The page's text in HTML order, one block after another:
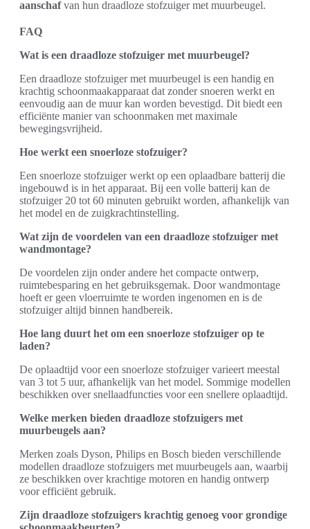
aanschafvan hun draadloze stofzuiger met muurbeugel.
FAQ
Wat is een draadloze stofzuiger met muurbeugel?
Een draadloze stofzuiger met muurbeugel is een handig en
krachtig schoonmaakapparaat dat zonder snoeren werkt en
eenvoudig aan de muur kan worden bevestigd. Dit biedt een
efficiënte manier van schoonmaken met maximale
bewegingsvrijheid.
Hoe werkt een snoerloze stofzuiger?
Een snoerloze stofzuiger werkt op een oplaadbare batterij die
ingebouwd is in het apparaat. Bij een volle batterij kan de
stofzuiger 20 tot 60 minuten gebruikt worden, afhankelijk van
het model en de zuigkrachtinstelling.
Wat zijn de voordelen van een draadloze stofzuiger met
wandmontage?
De voordelen zijn onder andere het compacte ontwerp,
ruimtebesparing en het gebruiksgemak. Door wandmontage
hoeft er geen vloerruimte te worden ingenomen en is de
stofzuiger altijd binnen handbereik.
Hoe lang duurt het om een snoerloze stofzuiger op te
laden?
De oplaadtijd voor een snoerloze stofzuiger varieert meestal
van 3 tot 5 uur, afhankelijk van het model. Sommige modellen
beschikken over snellaadfuncties voor een snellere oplaadtijd.
Welke merken bieden draadloze stofzuigers met
muurbeugels aan?
Merken zoals Dyson, Philips en Bosch bieden verschillende
modellen draadloze stofzuigers met muurbeugels aan, waarbij
ze beschikken over krachtige motoren en handig ontwerp
voor efficiënt gebruik.
Zijn draadloze stofzuigers krachtig genoeg voor grondige